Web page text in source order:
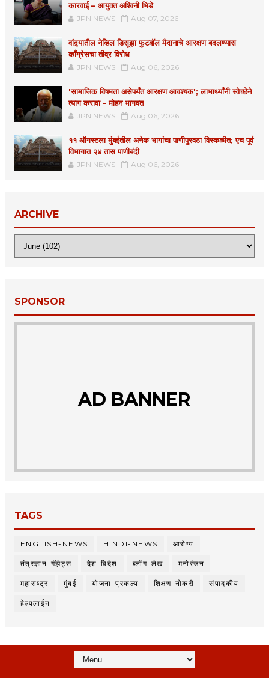
कारवाई – आयुक्त अश्विनी भिडे
JPN NEWS Aug 07, 2026
वांद्र्यातील नेव्हिल डिसूझा फुटबॉल मैदानाचे आरक्षण बदलण्यास
काँग्रेसचा तीव्र विरोध
JPN NEWS Aug 06, 2026
'सामाजिक विषमता असेपर्यंत आरक्षण आवश्यक'; लाभार्थ्यांनी स्वेच्छेने
त्याग करावा - मोहन भागवत
JPN NEWS Aug 06, 2026
११ ऑगस्टला मुंबईतील अनेक भागांचा पाणीपुरवठा विस्कळीत; एच पूर्व
विभागात २४ तास पाणीबंदी
JPN NEWS Aug 06, 2026
ARCHIVE
SPONSOR
AD BANNER
TAGS
ENGLISH-NEWS HINDI-NEWS आरोग्य
तंत्रज्ञान-गॅझेट्स देश-विदेश ब्लॉग-लेख मनोरंजन
महाराष्ट्र मुंबई योजना-प्रकल्प शिक्षण-नोकरी संपादकीय
हेल्पलाईन